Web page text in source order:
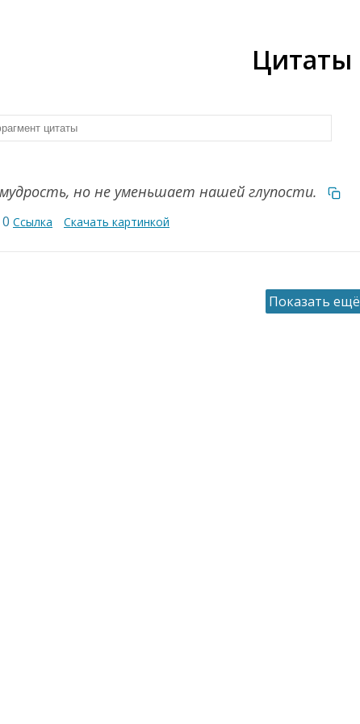
Цитаты
но не уменьшает нашей глупости.
0 Ссылка Скачать картинкой
Показать ещё